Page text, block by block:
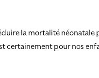
la mortalité néonatale
certainement pour nos